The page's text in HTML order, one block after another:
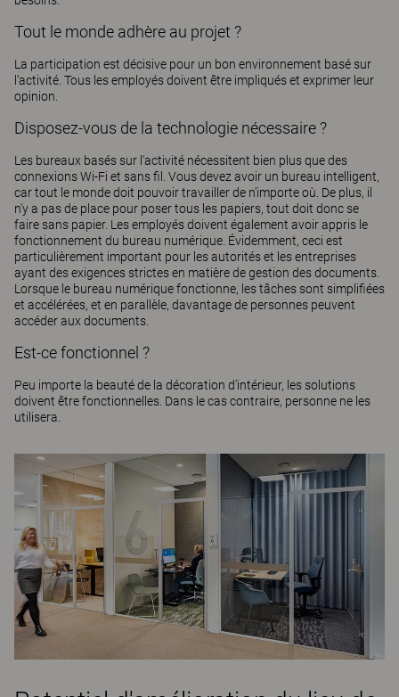
Tout le monde adhère au projet ?
La participation est décisive pour un bon environnement basé sur
l'activité. Tous les employés doivent être impliqués et exprimer leur
opinion.
Disposez-vous de la technologie nécessaire ?
Les bureaux basés sur l'activité nécessitent bien plus que des
connexions Wi-Fi et sans fil. Vous devez avoir un bureau intelligent,
car tout le monde doit pouvoir travailler de n'importe où. De plus, il
n'y a pas de place pour poser tous les papiers, tout doit donc se
faire sans papier. Les employés doivent également avoir appris le
fonctionnement du bureau numérique. Évidemment, ceci est
particulièrement important pour les autorités et les entreprises
ayant des exigences strictes en matière de gestion des documents.
Lorsque le bureau numérique fonctionne, les tâches sont simplifiées
et accélérées, et en parallèle, davantage de personnes peuvent
accéder aux documents.
Est-ce fonctionnel ?
Peu importe la beauté de la décoration d'intérieur, les solutions
doivent être fonctionnelles. Dans le cas contraire, personne ne les
utilisera.